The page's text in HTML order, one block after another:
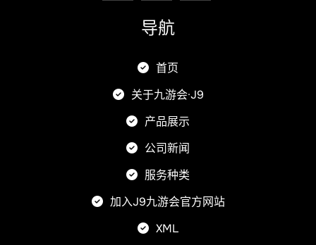
导航
首页
关于九游会·J9
产品展示
公司新闻
服务种类
加入J9九游会官方网站
XML